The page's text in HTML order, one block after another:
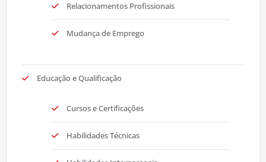
Relacionamentos Profissionais
Mudança de Emprego
Educação e Qualificação
Cursos e Certificações
Habilidades Técnicas